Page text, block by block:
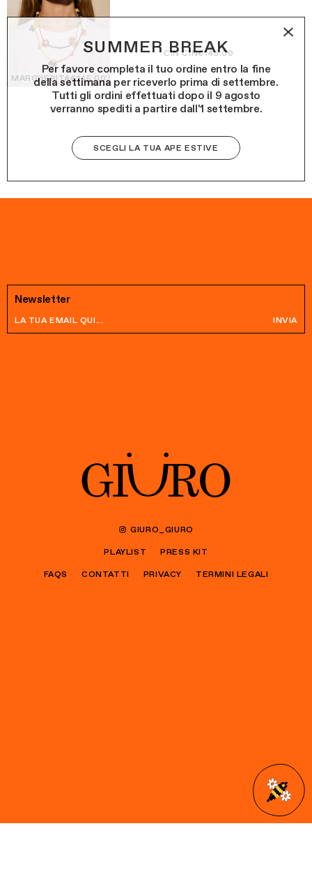
SUMMER BREAK
Per favore completa il tuo ordine entro la fine
della settimana per riceverlo prima di settembre.
Tutti gli ordini effettuati dopo il 9 agosto
verranno spediti a partire dall'1 settembre.
SCEGLI LA TUA APE ESTIVE
MARGHERITA€145.00
CIN CIN€145.00
Newsletter
INVIA
GIURO_GIURO
PLAYLIST
PRESS KIT
FAQS
CONTATTI PRIVACY TERMINI LEGALI